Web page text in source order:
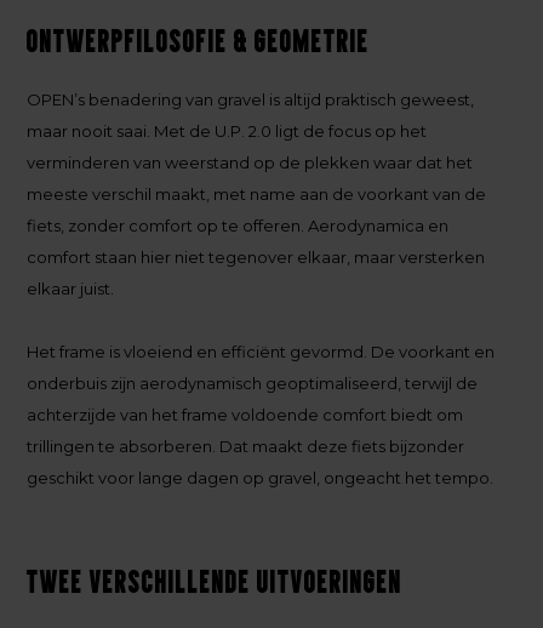
Ontwerpfilosofie & geometrie
OPEN’s benadering van gravel is altijd praktisch geweest,
maar nooit saai. Met de U.P. 2.0 ligt de focus op het
verminderen van weerstand op de plekken waar dat het
meeste verschil maakt, met name aan de voorkant van de
fiets, zonder comfort op te offeren. Aerodynamica en
comfort staan hier niet tegenover elkaar, maar versterken
elkaar juist.
Het frame is vloeiend en efficiënt gevormd. De voorkant en
onderbuis zijn aerodynamisch geoptimaliseerd, terwijl de
achterzijde van het frame voldoende comfort biedt om
trillingen te absorberen. Dat maakt deze fiets bijzonder
geschikt voor lange dagen op gravel, ongeacht het tempo.
Twee verschillende uitvoeringen